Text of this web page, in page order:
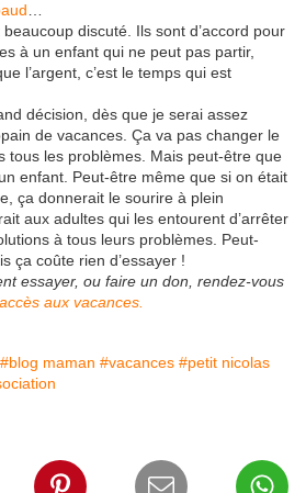
discuté. Ils sont d’accord pour
à un enfant qui ne peut pas partir,
l’argent, c’est le temps qui est
décision, dès que je serai assez
de vacances. Ça va pas changer le
tous les problèmes. Mais peut-être que
enfant. Peut-être même que si on était
ça donnerait le sourire à plein
aux adultes qui les entourent d’arrêter
à tous leurs problèmes. Peut-
ça coûte rien d’essayer !
essayer, ou faire un don, rendez-vous
aux vacances.
#blog maman #vacances #petit nicolas